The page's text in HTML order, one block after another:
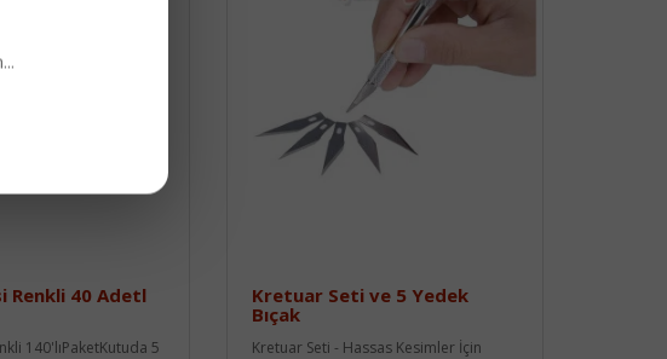
Renkli 40 Adetl
140'lıPaketKutuda 5
Kretuar Seti ve 5 Yedek
Bıçak
Kretuar Seti - Hassas Kesimler İçin